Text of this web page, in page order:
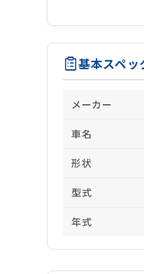
基本スペッ
メーカー
車名
形状
型式
年式